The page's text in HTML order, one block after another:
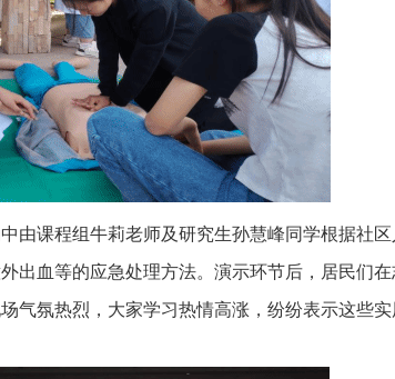
由课程组牛莉老师及研究生孙慧峰同学根据社
出血等的应急处理方法。演示环节后，居民们
气氛热烈，大家学习热情高涨，纷纷表示这些